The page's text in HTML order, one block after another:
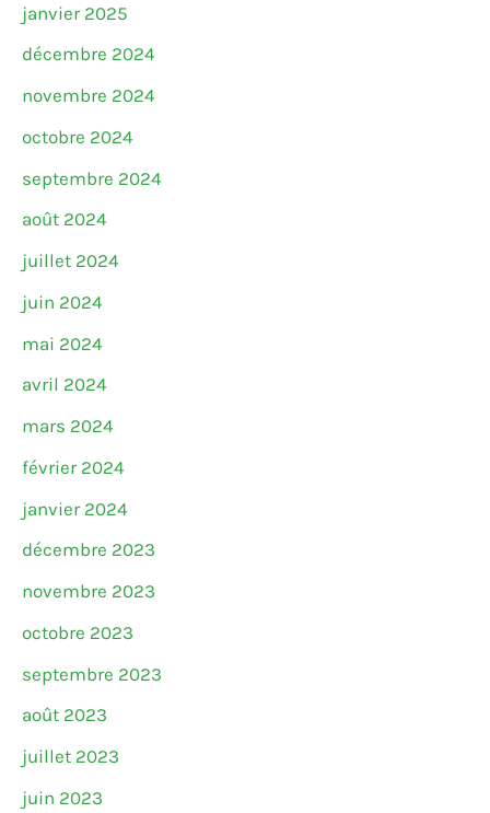
janvier 2025
décembre 2024
novembre 2024
octobre 2024
septembre 2024
août 2024
juillet 2024
juin 2024
mai 2024
avril 2024
mars 2024
février 2024
janvier 2024
décembre 2023
novembre 2023
octobre 2023
septembre 2023
août 2023
juillet 2023
juin 2023